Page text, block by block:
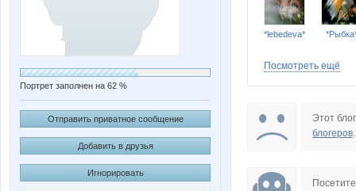
Портрет заполнен на 62 %
Отправить приватное сообщение
Добавить в друзья
Игнорировать
*lebedeva*
Kathrin
Посмотреть ещё
Этот
блогеров.